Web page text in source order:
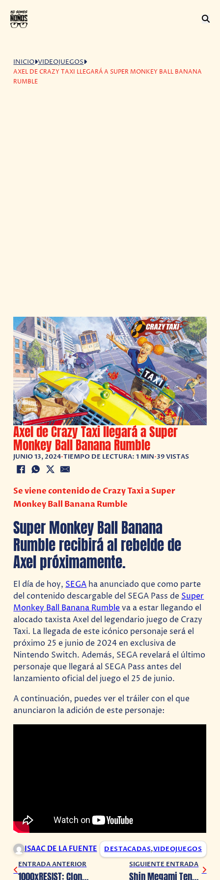
INICIO VIDEOJUEGOS
AXEL DE CRAZY TAXI LLEGARÁ A SUPER MONKEY BALL BANANA
RUMBLE
Axel de Crazy Taxi llegará a Super
Monkey Ball Banana Rumble
JUNIO 13, 2024•TIEMPO DE LECTURA: 1 MIN•39 VISTAS
Se viene contenido de Crazy Taxi a Super
Monkey Ball Banana Rumble
Super Monkey Ball Banana
Rumble recibirá al rebelde de
Axel próximamente.
El día de hoy, SEGA ha anunciado que como parte
del contenido descargable del SEGA Pass de Super
Monkey Ball Banana Rumbleva a estar llegando el
alocado taxista Axel del legendario juego de Crazy
Taxi. La llegada de este icónico personaje será el
próximo 25 e junio de 2024 en exclusiva de
Nintendo Switch. Además, SEGA revelará el último
personaje que llegará al SEGA Pass antes del
lanzamiento oficial del juego el 25 de junio.
A continuación, puedes ver el tráiler con el que
anunciaron la adición de este personaje:
ISAAC DE LA FUENTE DESTACADAS,VIDEOJUEGOS
ENTRADA ANTERIOR
1000xRESIST: Clones y Misterios en un Futuro Distópico
SIGUIENTE ENTRADA
Shin Megami Tensei V: Vengeance presenta más detalles de su crossover con Slipknot